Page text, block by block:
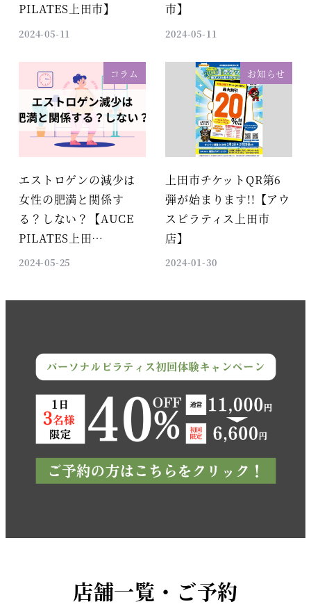
PILATES上田市】
2024-05-11
市】
2024-05-11
コラム
エストロゲンの減少は
女性の肥満と関係す
る？しない？【AUCE
PILATES上田…
2024-05-25
お知らせ
上田市チケットQR第6
弾が始まります!!【アウ
スピラティス上田市
店】
2024-01-30
店舗一覧・ご予約